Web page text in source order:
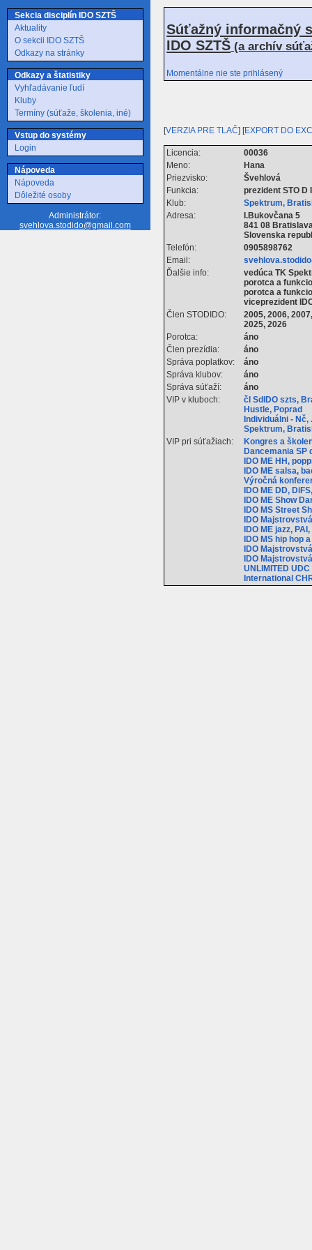
Sekcia disciplín IDO SZTŠ
Aktuality
O sekcii IDO SZTŠ
Odkazy na stránky
Odkazy a štatistiky
Vyhľadávanie ľudí
Kluby
Termíny (súťaže, školenia, iné)
Vstup do systémy
Login
Nápoveda
Nápoveda
Dôležité osoby
Administrátor:
svehlova.stodido@gmail.com
Súťažný informačný
IDO SZTŠ (a archív
Momentálne nie ste prihlásený
[VERZIA PRE TLAČ] [EXPORT DO
Licencia:
00036
Meno:
Hana
Priezvisko:
Švehlová
Funkcia:
prezident STO D
Klub:
Spektrum,
Adresa:
I.Bukovčana 5
841 08
Slovenska
Telefón:
0905898762
Email:
Ďalšie info:
vedúca TK
porotca a
porotca a
viceprezident
Člen STODIDO:
2005, 2006,
2025, 2026
Porotca:
áno
Člen prezídia:
áno
Správa poplatkov:
áno
Správa klubov:
áno
Správa súťaží:
áno
VIP v kluboch:
čl SdIDO szts,
Hustle, Poprad
Individuálni -
Spektrum,
VIP pri súťažiach:
Kongres a
Dancemania SP
IDO ME HH,
IDO ME salsa,
Výročná
IDO ME DD,
IDO ME Show
IDO MS Street
IDO
IDO ME jazz,
IDO MS hip hop
IDO
IDO
UNLIMITED
International